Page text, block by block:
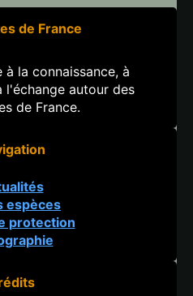
de France
à la connaissance, à
l'échange autour des
de France.
espèces
protection